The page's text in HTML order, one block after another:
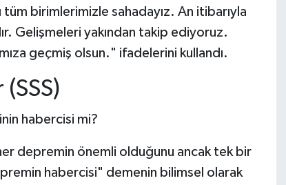
birimlerimizle sahadayız. An itibarıyla
Gelişmeleri yakından takip ediyoruz.
geçmiş olsun." ifadelerini kullandı.
habercisi mi?
depremin önemli olduğunu ancak tek bir
habercisi" demenin bilimsel olarak